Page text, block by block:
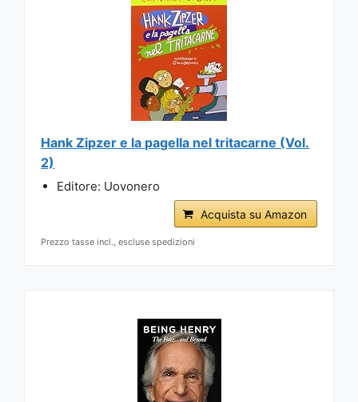
Hank Zipzer e la pagella nel tritacarne (Vol.
2)
Editore: Uovonero
Acquista su Amazon
Prezzo tasse incl., escluse spedizioni